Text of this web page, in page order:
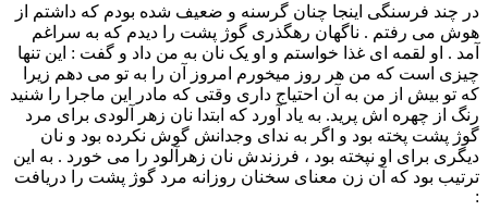
در چند فرسنگی اینجا چنان گرسنه و ضعیف شده بودم که داشتم از
هوش می رفتم . ناگهان رهگذری گوژ پشت را دیدم که به سراغم
آمد . او لقمه ای غذا خواستم و او یک نان به من داد و گفت : این تنها
چیزی است که من هر روز میخورم امروز آن را به تو می دهم زیرا
که تو بیش از من به آن احتیاج داری وقتی که مادر این ماجرا را شنید
رنگ از چهره اش پرید. به یاد آورد که ابتدا نان زهر آلودی برای مرد
گوژ پشت پخته بود و اگر به ندای وجدانش گوش نکرده بود و نان
دیگری برای او نپخته بود ، فرزندش نان زهرآلود را می خورد . به این
ترتیب بود که آن زن معنای سخنان روزانه مرد گوژ پشت را دریافت
: